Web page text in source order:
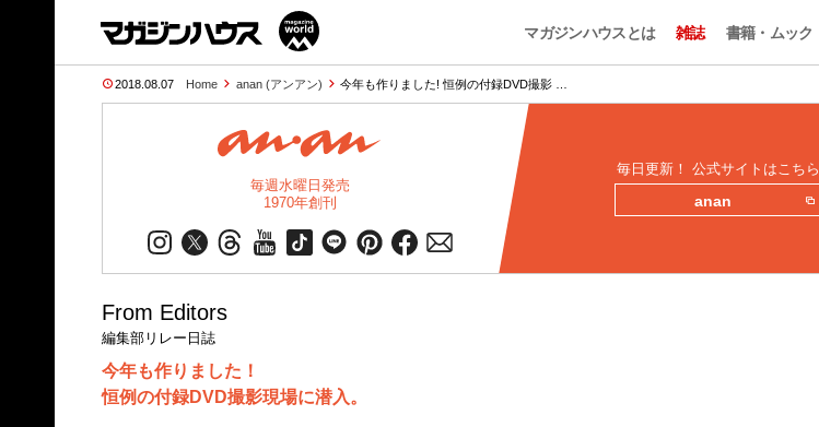
マガジンハウスとは 雑誌 書籍・ムック
2018.08.07 Home anan (アンアン) 今年も作りました! 恒例の付録DVD撮影 …
毎週水曜日発売
1970年創刊
毎日更新！ 公式サイトはこちら
anan
From Editors
編集部リレー日誌
今年も作りました！
恒例の付録DVD撮影現場に潜入。